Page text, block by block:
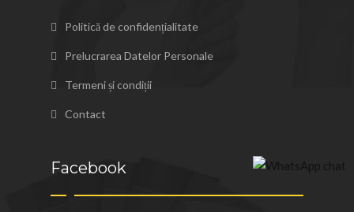
Politică de confidențialitate
Prelucrarea Datelor Personale
Termeni și condiții
Contact
Facebook